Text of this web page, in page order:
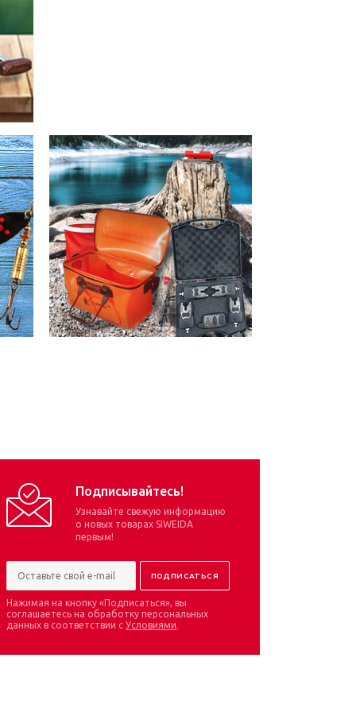
Подписывайтесь!
Узнавайте свежую информацию
о новых товарах SIWEIDA
первым!
Нажимая на кнопку «Подписаться», вы
соглашаетесь на обработку персональных
данных в соответствии сУсловиями.